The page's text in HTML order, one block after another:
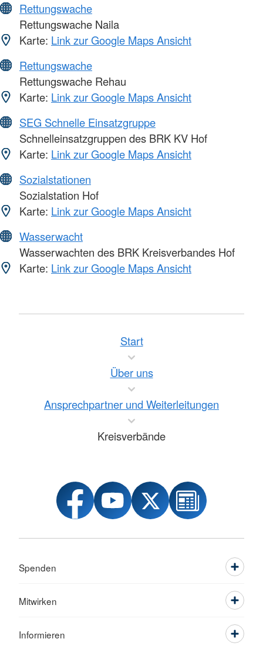
Rettungswache
Rettungswache Naila
Karte: Link zur Google Maps Ansicht
Rettungswache
Rettungswache Rehau
Karte: Link zur Google Maps Ansicht
SEG Schnelle Einsatzgruppe
Schnelleinsatzgruppen des BRK KV Hof
Karte: Link zur Google Maps Ansicht
Sozialstationen
Sozialstation Hof
Karte: Link zur Google Maps Ansicht
Wasserwacht
Wasserwachten des BRK Kreisverbandes Hof
Karte: Link zur Google Maps Ansicht
Start
Über uns
Ansprechpartner und Weiterleitungen
Kreisverbände
Spenden
Mitwirken
Informieren